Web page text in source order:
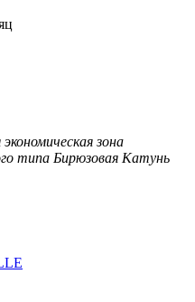
зона
типа Бирюзовая Катунь